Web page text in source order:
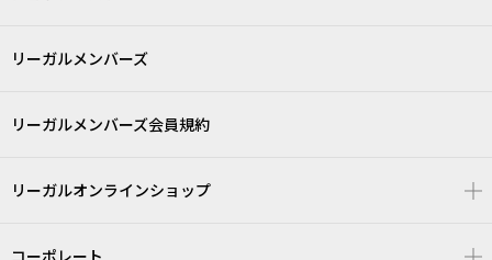
リーガルメンバーズ
リーガルメンバーズ会員規約
リーガルオンラインショップ
コーポレート